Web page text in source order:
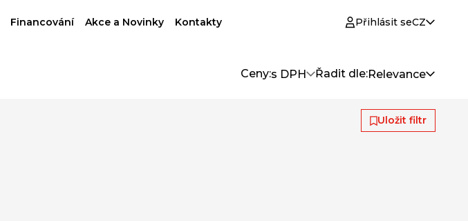
Financování Akce a Novinky Kontakty Přihlásit seCZ
Ceny:s DPH Řadit dle:Relevance
Uložit filtr